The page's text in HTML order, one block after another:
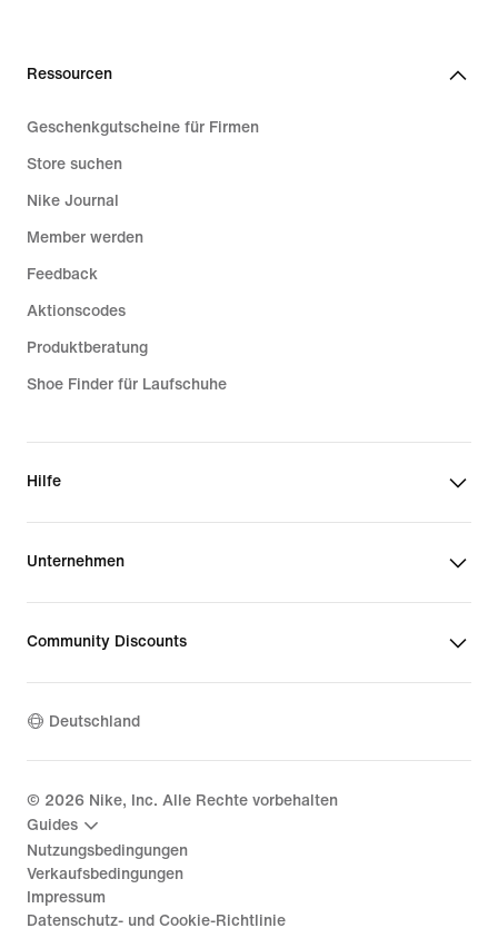
Ressourcen
Geschenkgutscheine für Firmen
Store suchen
Nike Journal
Member werden
Feedback
Aktionscodes
Produktberatung
Shoe Finder für Laufschuhe
Hilfe
Unternehmen
Community Discounts
Deutschland
© 2026 Nike, Inc. Alle Rechte vorbehalten
Guides
Nutzungsbedingungen
Verkaufsbedingungen
Impressum
Datenschutz- und Cookie-Richtlinie